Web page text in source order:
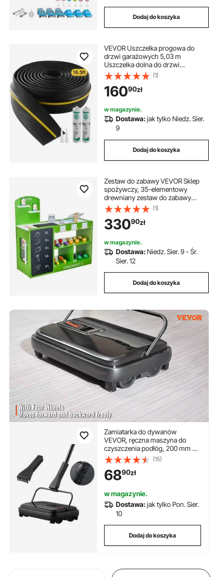
Dodaj do koszyka
VEVOR Uszczelka progowa do
drzwi garażowych 5,03 m
Uszczelka dolna do drzwi
garażowych z klejem, odporna na
warunki atmosferyczne, do dolnej
części drzwi garażowych,
ulepszona, gruba warstwa PVC
(1)
16090zł
w magazynie.
Dostawa:jak tylko Niedz. Sier.
9
Dodaj do koszyka
Zestaw do zabawy VEVOR Sklep
spożywczy, 35-elementowy
drewniany zestaw do zabawy
Supermarket z torbą na zakupy,
taśmociągiem, skanerem, kasą
fiskalną, realistycznymi owocami i
warzywami, dla dzieci w wieku od 3
(1)
33090zł
w magazynie.
Dostawa: Niedz. Sier. 9 - Śr.
Sier. 12
Dodaj do koszyka
Zamiatarka do dywanów
VEVOR, ręczna maszyna do
czyszczenia podłóg, 200 mm do
czyszczenia dywanów i
twardych podłóg, urządzenie do
usuwania sierści zwierząt,
szczotka-grzebień do usuwania
brudu/sierści bez użycia prądu
(15)
6890zł
w magazynie.
Dostawa:jak tylko Pon. Sier.
10
Dodaj do koszyka